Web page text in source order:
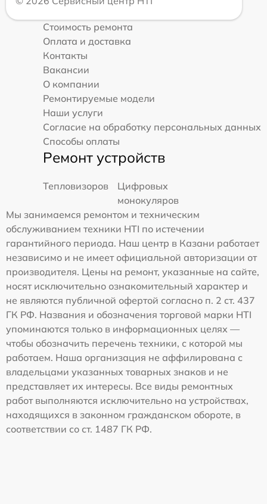
Стоимость ремонта
Оплата и доставка
Контакты
Вакансии
О компании
Ремонтируемые модели
Наши услуги
Согласие на обработку персональных данных
Способы оплаты
Ремонт устройств
Тепловизоров
Цифровых
монокуляров
Мы занимаемся ремонтом и техническим
обслуживанием техники HTI по истечении
гарантийного периода. Наш центр в Казани работает
независимо и не имеет официальной авторизации от
производителя. Цены на ремонт, указанные на сайте,
носят исключительно ознакомительный характер и
не являются публичной офертой согласно п. 2 ст. 437
ГК РФ. Названия и обозначения торговой марки HTI
упоминаются только в информационных целях —
чтобы обозначить перечень техники, с которой мы
работаем. Наша организация не аффилирована с
владельцами указанных товарных знаков и не
представляет их интересы. Все виды ремонтных
работ выполняются исключительно на устройствах,
находящихся в законном гражданском обороте, в
соответствии со ст. 1487 ГК РФ.